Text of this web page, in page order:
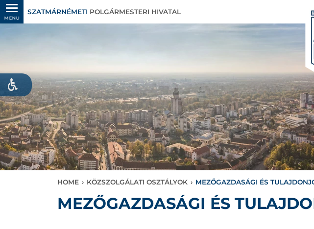
MENU
SZATMÁRNÉMETI POLGÁRMESTERI HIVATAL
HOME › KÖZSZOLGÁLATI OSZTÁLYOK › MEZŐGAZDASÁGI ÉS
MEZŐGAZDASÁGI ÉS